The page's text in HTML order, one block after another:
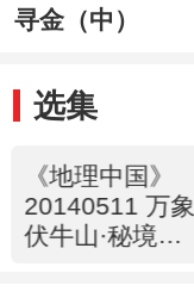
寻金（中）
选集
《地理中国》
20140511 万象
伏牛山·秘境寻